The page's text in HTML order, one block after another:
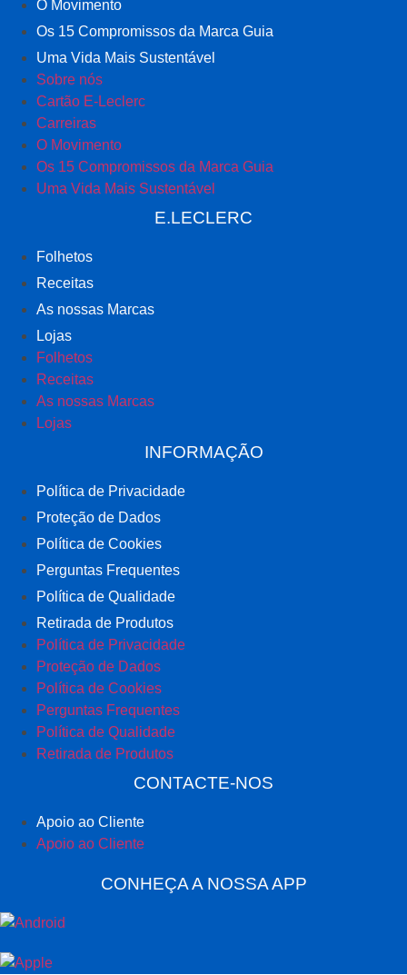
O Movimento
Os 15 Compromissos da Marca Guia
Uma Vida Mais Sustentável
Sobre nós
Cartão E-Leclerc
Carreiras
O Movimento
Os 15 Compromissos da Marca Guia
Uma Vida Mais Sustentável
E.LECLERC
Folhetos
Receitas
As nossas Marcas
Lojas
Folhetos
Receitas
As nossas Marcas
Lojas
INFORMAÇÃO
Política de Privacidade
Proteção de Dados
Política de Cookies
Perguntas Frequentes
Política de Qualidade
Retirada de Produtos
Política de Privacidade
Proteção de Dados
Política de Cookies
Perguntas Frequentes
Política de Qualidade
Retirada de Produtos
CONTACTE-NOS
Apoio ao Cliente
Apoio ao Cliente
CONHEÇA A NOSSA APP